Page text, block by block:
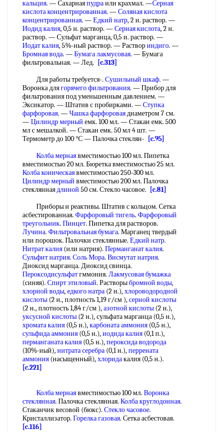
кальция. — Сахарнаяпудраили крахмал. —Серная
кислота концентрированная. —Соляная кислота
концентрированная. —Едкий натр, 2 и. раствор. —
Иодид калия, 0,5 н. раствор. —Серная кислота, 2 н.
раствор. — Сульфат марганца, 0,5 и. раствор. —
Иодат калия, 5%-ный раствор. — Раствориндиго. —
Бромная вода. —Бумага лакмусовая. — Бумага
фильтровальная. — Лед.
[c.313]
Для работы требуется-. Сушильный шкаф. —
Воронка длягорячего фильтрования. — Прибор для
фильтрования под уменьшенным давлением. —
Эксикатор. — Штатив с пробирками. —Ступка
фарфоровая. —Чашка фарфороваядиаметром 7 см.
—Цилиндр мерный емк. 100 мл. — Стакан емк. 500
мл с мешалкой. — Стакан емк. 50 мл 4 шт. —
Термометр до 100 °С — Палочка стеклян-
[c.95]
Колба мернаявместимостью 100 мл. Пипетка
вместимостью 20 мл. Бюретка вместимостью 25 мл.
Колба коническаявместимостью 250-300 мл.
Цилиндр мерный вместимостью 200 мл. Палочка
стекляннаядлиной 50 см. Стекло часовое.
[c.81]
Приборы и реактивы. Штатив с кольцом. Сетка
асбестированная. Фарфоровый тигель. Фарфоровый
треугольник. Пинцет. Пипетка для растворов.
Лучина. Фильтровальная бумага. Марганец твердый
нли порошок. Палочки стеклянные. Едкий натр.
Нитрат калия (или натрия). Перманганат калия.
Сульфит натрия. Соль Мора. Висмутат натрия.
Диоксид марганца. Диоксид свинца.
Пероксодисульфатгммония. Лакмусовая бумажка
(синяя). Спирт этиловый. Растворыбромной воды,
хлорной воды,едкого натра (2 н.),хлороводородной
кислоты (2 н., плотность 1,19 г/см ),серной кислоты
(2 н., плотность 1,84 г/см ),азотной кислоты (2 н.),
уксусной кислоты (2 н.), сульфата марганца (0,5 н.),
хромата калия (0,5 и.),карбоната аммония (0,5 н.),
сульфида аммония (0,5 н.),иодида калия (0,1 п.),
перманганата калия (0,5 н.),пероксида водорода
(10%-иый),нитрата серебра (0,1 н.),перрената
аммония (насыщенный),хлоридакалия (0,5 н.).
[c.221]
Колба мернаявместимостью 100 мл. Воронка
стеклянная. Палочка стеклянная. Колба круглодонная.
Стаканчик весовой (бюкс). Стекло часовое.
Кристаллизатор. Горелка газовая. Сетка асбестовая.
[c.116]